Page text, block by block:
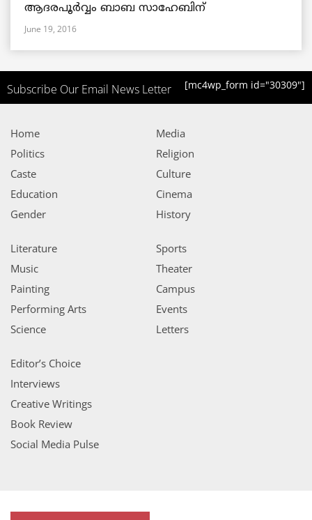
ആദരപൂര്‍വ്വം ബാബ സാഹേബിന്
June 19, 2016
Subscribe Our Email News Letter [mc4wp_form id="30309"]
Home
Politics
Caste
Education
Gender
Media
Religion
Culture
Cinema
History
Literature
Music
Painting
Performing Arts
Science
Sports
Theater
Campus
Events
Letters
Editor’s Choice
Interviews
Creative Writings
Book Review
Social Media Pulse